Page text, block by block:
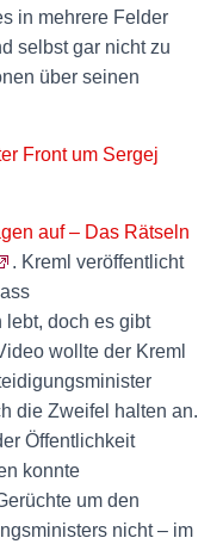
in mehrere Felder
selbst gar nicht zu
über seinen
Front um Sergej
auf – Das Rätseln
. Kreml veröffentlicht
doch es gibt
wollte der Kreml
die Zweifel halten an.
Öffentlichkeit
konnte
um den
nicht – im